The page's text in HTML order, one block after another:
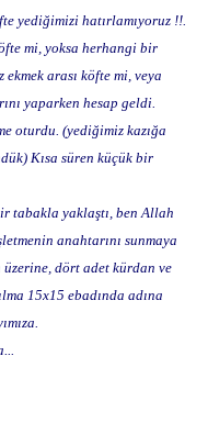
yediğimizi hatırlamıyoruz !!.
mi, yoksa herhangi bir
arası köfte mi, veya
yaparken hesap geldi.
oturdu. (yediğimiz kazığa
Kısa süren küçük bir
tabakla yaklaştı, ben Allah
anahtarını sunmaya
üzerine, dört adet kürdan ve
15x15 ebadında adına